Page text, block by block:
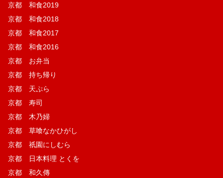
京都 和食2019
京都 和食2018
京都 和食2017
京都 和食2016
京都 お弁当
京都 持ち帰り
京都 天ぷら
京都 寿司
京都 木乃婦
京都 草喰なかひがし
京都 祇園にしむら
京都 日本料理 とくを
京都 和久傳